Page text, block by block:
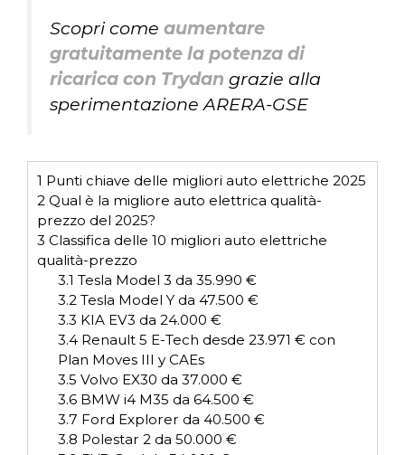
Scopri come aumentare
gratuitamente la potenza di
ricarica con Trydan grazie alla
sperimentazione ARERA-GSE
1 Punti chiave delle migliori auto elettriche 2025
2 Qual è la migliore auto elettrica qualità-
prezzo del 2025?
3 Classifica delle 10 migliori auto elettriche
qualità-prezzo
3.1 Tesla Model 3 da 35.990 €
3.2 Tesla Model Y da 47.500 €
3.3 KIA EV3 da 24.000 €
3.4Renault 5 E-Tech desde 23.971 € con
Plan Moves III y CAEs
3.5 Volvo EX30 da 37.000 €
3.6BMW i4 M35 da 64.500 €
3.7 Ford Explorer da 40.500 €
3.8 Polestar 2 da 50.000 €